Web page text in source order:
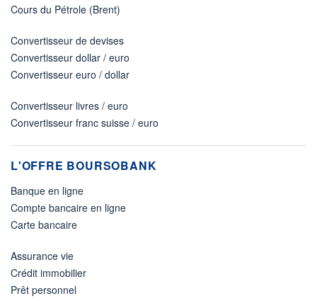
Cours du Pétrole (Brent)
Convertisseur de devises
Convertisseur dollar / euro
Convertisseur euro / dollar
Convertisseur livres / euro
Convertisseur franc suisse / euro
L'OFFRE BOURSOBANK
Banque en ligne
Compte bancaire en ligne
Carte bancaire
Assurance vie
Crédit immobilier
Prêt personnel